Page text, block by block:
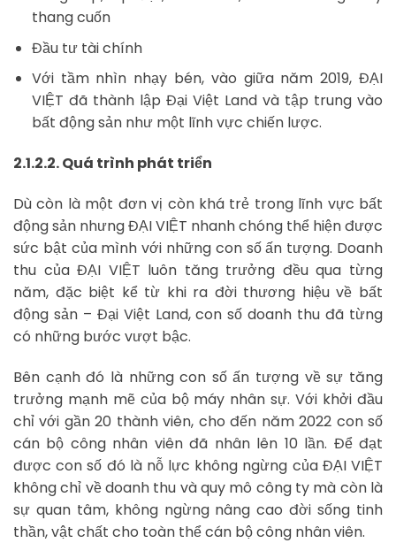
thang cuốn
Đầu tư tài chính
Với tầm nhìn nhạy bén, vào giữa năm 2019, ĐẠI
VIỆT đã thành lập Đại Việt Land và tập trung vào
bất động sản như một lĩnh vực chiến lược.
2.1.2.2. Quá trình phát triển
Dù còn là một đơn vị còn khá trẻ trong lĩnh vực bất
động sản nhưng ĐẠI VIỆT nhanh chóng thể hiện được
sức bật của mình với những con số ấn tượng. Doanh
thu của ĐẠI VIỆT luôn tăng trưởng đều qua từng
năm, đặc biệt kể từ khi ra đời thương hiệu về bất
động sản – Đại Việt Land, con số doanh thu đã từng
có những bước vượt bậc.
Bên cạnh đó là những con số ấn tượng về sự tăng
trưởng mạnh mẽ của bộ máy nhân sự. Với khởi đầu
chỉ với gần 20 thành viên, cho đến năm 2022 con số
cán bộ công nhân viên đã nhân lên 10 lần. Để đạt
được con số đó là nỗ lực không ngừng của ĐẠI VIỆT
không chỉ về doanh thu và quy mô công ty mà còn là
sự quan tâm, không ngừng nâng cao đời sống tinh
thần, vật chất cho toàn thể cán bộ công nhân viên.